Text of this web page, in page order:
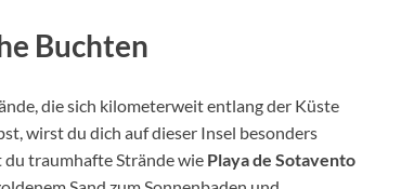
Buchten
die sich kilometerweit entlang der Küste
wirst du dich auf dieser Insel besonders
traumhafte Strände wie Playa de Sotavento